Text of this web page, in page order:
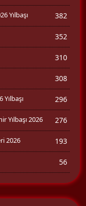
Yılbaşı 382
352
310
308
296
Yılbaşı 2026 276
2026 193
56